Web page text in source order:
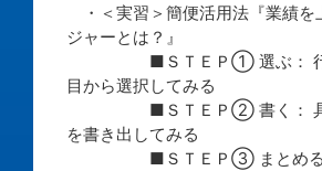
・＜実習＞簡便活用法『業績を
ジャーとは？』
■ＳＴＥＰ① 選ぶ： 行
目から選択してみる
■ＳＴＥＰ② 書く： 具
を書き出してみる
■ＳＴＥＰ③ まとめる：